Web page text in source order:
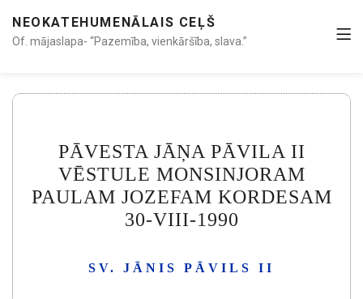
NEOKATEHUMENĀLAIS CEĻŠ
Of. mājaslapa- “Pazemība, vienkāršība, slava.”
PĀVESTA JĀŅA PĀVILA II
VĒSTULE MONSINJORAM
PAULAM JOZEFAM KORDESAM
30-VIII-1990
SV. JĀNIS PĀVILS II